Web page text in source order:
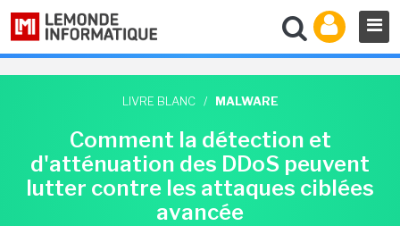
LIVRE BLANC / MALWARE
Comment la détection et
d'atténuation des DDoS peuvent
lutter contre les attaques ciblées
avancée